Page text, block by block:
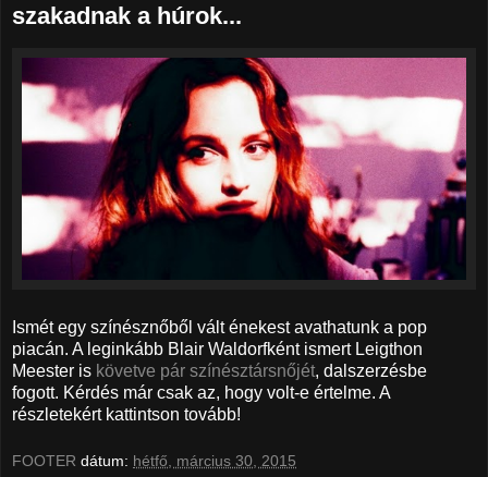
szakadnak a húrok...
Ismét egy színésznőből vált énekest avathatunk a pop
piacán. A leginkább Blair Waldorfként ismert Leigthon
Meester is követve pár színésztársnőjét, dalszerzésbe
fogott. Kérdés már csak az, hogy volt-e értelme. A
részletekért kattintson tovább!
FOOTER dátum: hétfő, március 30, 2015